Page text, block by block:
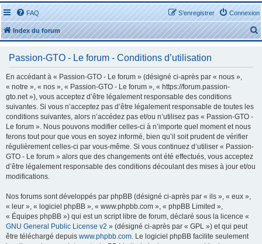
FAQ Connexion
S’enregistrer
Index du forum
e
Passion-GTO - Le forum - Conditions d’utilisation
En accédant à « Passion-GTO - Le forum » (désigné ci-après par « nous »,
« notre », « nos », « Passion-GTO - Le forum », « https://forum.passion-
gto.net »), vous acceptez d’être légalement responsable des conditions
suivantes. Si vous n’acceptez pas d’être légalement responsable de toutes les
conditions suivantes, alors n’accédez pas et/ou n’utilisez pas « Passion-GTO -
Le forum ». Nous pouvons modifier celles-ci à n’importe quel moment et nous
ferons tout pour que vous en soyez informé, bien qu’il soit prudent de vérifier
régulièrement celles-ci par vous-même. Si vous continuez d’utiliser « Passion-
GTO - Le forum » alors que des changements ont été effectués, vous acceptez
d’être légalement responsable des conditions découlant des mises à jour et/ou
modifications.
Nos forums sont développés par phpBB (désigné ci-après par « ils », « eux »,
« leur », « logiciel phpBB », « www.phpbb.com », « phpBB Limited »,
« Équipes phpBB ») qui est un script libre de forum, déclaré sous la licence «
GNU General Public License v2 » (désigné ci-après par « GPL ») et qui peut
être téléchargé depuis www.phpbb.com. Le logiciel phpBB facilite seulement